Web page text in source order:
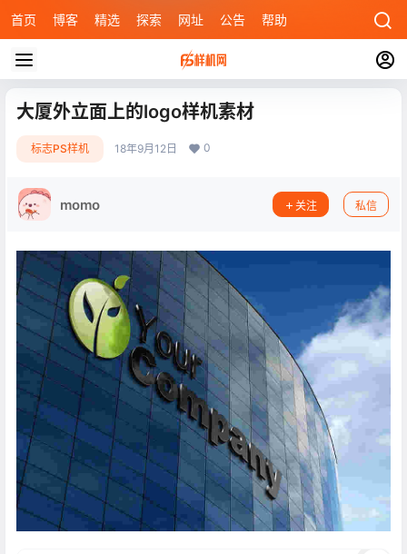
首页 博客 精选 探索 网址 公告 帮助
大厦外立面上的logo样机素材
标志PS样机 18年9月12日 0
momo 关注 私信